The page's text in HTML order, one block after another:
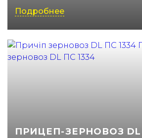
(067) 351-45-15
Подробнее
ПРИЦЕП-ЗЕРНОВОЗ